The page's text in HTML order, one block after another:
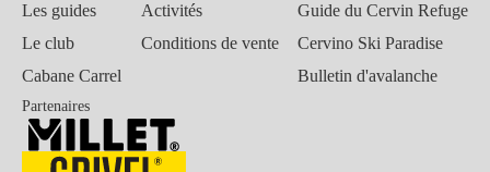
Les guides
Le club
Cabane Carrel
Activités
Conditions de vente
Guide du Cervin Refuge
Cervino Ski Paradise
Bulletin d'avalanche
Partenaires